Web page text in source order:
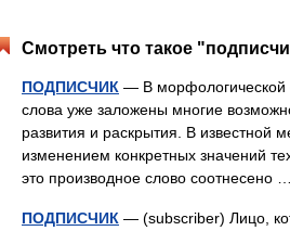
Смотреть что такое
ПОДПИСЧИК — В морфологической
слова уже заложены многие
развития и раскрытия. В известной
изменением конкретных значений
это производное слово соотнесено
ПОДПИСЧИК — (subscriber) Лицо,